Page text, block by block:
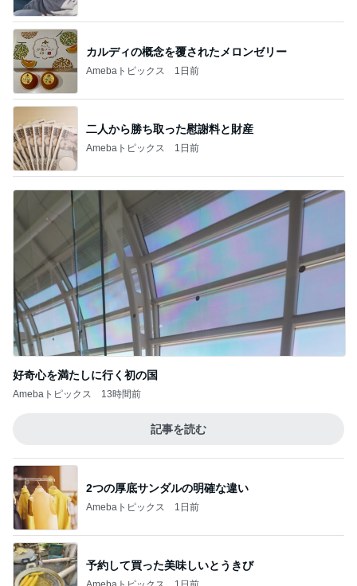
カルディの概念を覆されたメロンゼリー
Amebaトピックス 1日前
二人から勝ち取った慰謝料と財産
Amebaトピックス 1日前
好奇心を満たしに行く初の国
Amebaトピックス 13時間前
記事を読む
2つの厚底サンダルの明確な違い
Amebaトピックス 1日前
予約して買った美味しいとうきび